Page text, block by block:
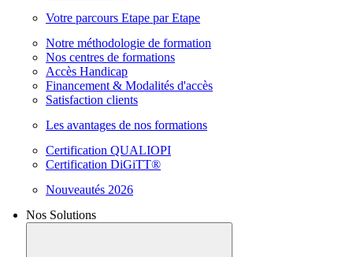
Votre parcours Etape par Etape
Notre méthodologie de formation
Nos centres de formations
Accès Handicap
Financement & Modalités d'accès
Satisfaction clients
Les avantages de nos formations
Certification QUALIOPI
Certification DiGiTT®
Nouveautés 2026
Nos Solutions